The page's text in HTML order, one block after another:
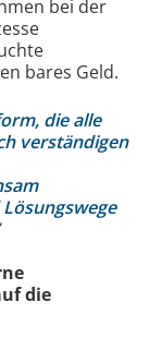
bei der
bares Geld.
die alle
verständigen
die